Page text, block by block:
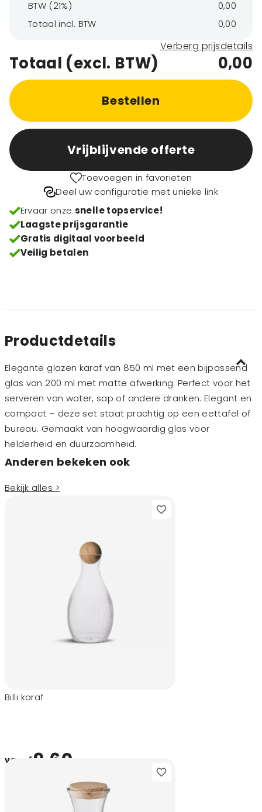
BTW (21%)
0,00
Totaal incl. BTW
0,00
Verberg prijsdetails
Totaal (excl. BTW) 0,00
Bestellen
Vrijblijvende offerte
Toevoegen in favorieten
Deel uw configuratie met unieke link
Ervaar onze snelle topservice!
Laagste prijsgarantie
Gratis digitaal voorbeeld
Veilig betalen
Productdetails
Elegante glazen karaf van 850 ml met een bijpassend
glas van 200 ml met matte afwerking. Perfect voor het
serveren van water, sap of andere dranken. Elegant en
compact – deze set staat prachtig op een eettafel of
bureau. Gemaakt van hoogwaardig glas voor
helderheid en duurzaamheid.
Anderen bekeken ook
Bekijk alles >
Billi karaf
vanaf 9,60